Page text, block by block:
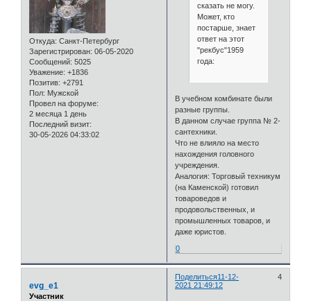
Откуда: Санкт-Петербург
Зарегистрирован: 06-05-2020
Сообщений: 5025
Уважение: +1836
Позитив: +2791
Пол: Мужской
Провел на форуме:
2 месяца 1 день
Последний визит:
30-05-2026 04:33:02
сказать не могу.
Может, кто
постарше, знает
ответ на этот
"рекбус"1959
года:
В учебном комбинате были
разные группы.
В данном случае группа № 2-
сантехники.
Что не влияло на место
нахождения головного
учреждения.
Аналогия: Торговый техникум
(на Каменской) готовил
товароведов и
продовольственных, и
промышленных товаров, и
даже юристов.
0
Поделиться 4
11-12-
2021 21:49:12
evg_e1
Участник